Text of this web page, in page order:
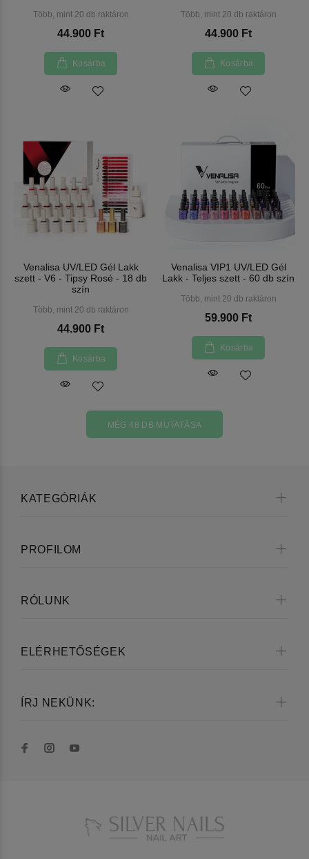
Több, mint 20 db raktáron
44.900 Ft
Kosárba
Több, mint 20 db raktáron
44.900 Ft
Kosárba
Venalisa UV/LED Gél Lakk
szett - V6 - Tipsy Rosé - 18 db
szín
Több, mint 20 db raktáron
44.900 Ft
Kosárba
Venalisa VIP1 UV/LED Gél
Lakk - Teljes szett - 60 db szín
Több, mint 20 db raktáron
59.900 Ft
Kosárba
MÉG 48 DB MUTATÁSA
KATEGÓRIÁK
PROFILOM
RÓLUNK
ELÉRHETŐSÉGEK
ÍRJ NEKÜNK: